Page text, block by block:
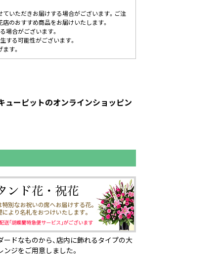
ていただきお届けする場合がございます。ご注
のおすすめ商品をお届けいたします。
場合がございます。
する可能性がございます。
す。
ューピットのオンラインショッピン
ードなものから、店内に飾れるタイプの大
ンジをご用意しました。